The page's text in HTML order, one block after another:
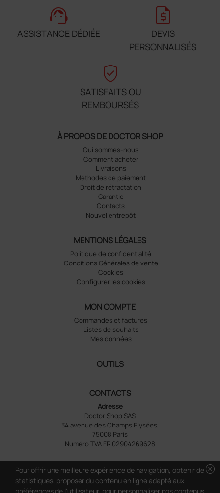
support_agent
ASSISTANCE DÉDIÉE
request_quote
DEVIS
PERSONNALISÉS
verified_user
SATISFAITS OU
REMBOURSÉS
À PROPOS DE DOCTOR SHOP
Qui sommes-nous
Comment acheter
Livraisons
Méthodes de paiement
Droit de rétractation
Garantie
Contacts
Nouvel entrepôt
MENTIONS LÉGALES
Politique de confidentialité
Conditions Générales de vente
Cookies
Configurer les cookies
MON COMPTE
Commandes et factures
Listes de souhaits
Mes données
OUTILS
CONTACTS
Adresse
Doctor Shop SAS
34 avenue des Champs Elysées,
75008 Paris
Numéro TVA FR 02904269628
cancel
Pour offrir une meilleure expérience de navigation, obtenir de
statistiques, proposer du contenu en ligne adapté aux
préférences de l'utilisateur, pour personnaliser nos contenus